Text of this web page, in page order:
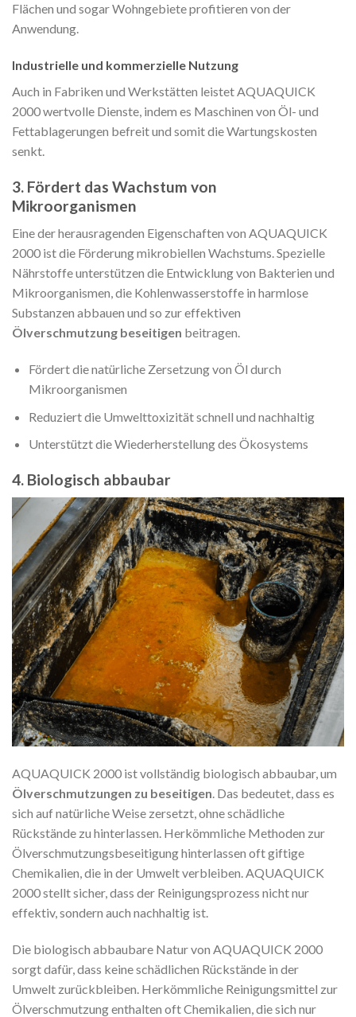
Flächen und sogar Wohngebiete profitieren von der
Anwendung.
Industrielle und kommerzielle Nutzung
Auch in Fabriken und Werkstätten leistet AQUAQUICK
2000 wertvolle Dienste, indem es Maschinen von Öl- und
Fettablagerungen befreit und somit die Wartungskosten
senkt.
3. Fördert das Wachstum von
Mikroorganismen
Eine der herausragenden Eigenschaften von AQUAQUICK
2000 ist die Förderung mikrobiellen Wachstums. Spezielle
Nährstoffe unterstützen die Entwicklung von Bakterien und
Mikroorganismen, die Kohlenwasserstoffe in harmlose
Substanzen abbauen und so zur effektiven
Ölverschmutzung beseitigen beitragen.
Fördert die natürliche Zersetzung von Öl durch
Mikroorganismen
Reduziert die Umwelttoxizität schnell und nachhaltig
Unterstützt die Wiederherstellung des Ökosystems
4. Biologisch abbaubar
AQUAQUICK 2000 ist vollständig biologisch abbaubar, um
Ölverschmutzungen zu beseitigen. Das bedeutet, dass es
sich auf natürliche Weise zersetzt, ohne schädliche
Rückstände zu hinterlassen. Herkömmliche Methoden zur
Ölverschmutzungsbeseitigung hinterlassen oft giftige
Chemikalien, die in der Umwelt verbleiben. AQUAQUICK
2000 stellt sicher, dass der Reinigungsprozess nicht nur
effektiv, sondern auch nachhaltig ist.
Die biologisch abbaubare Natur von AQUAQUICK 2000
sorgt dafür, dass keine schädlichen Rückstände in der
Umwelt zurückbleiben. Herkömmliche Reinigungsmittel zur
Ölverschmutzung enthalten oft Chemikalien, die sich nur